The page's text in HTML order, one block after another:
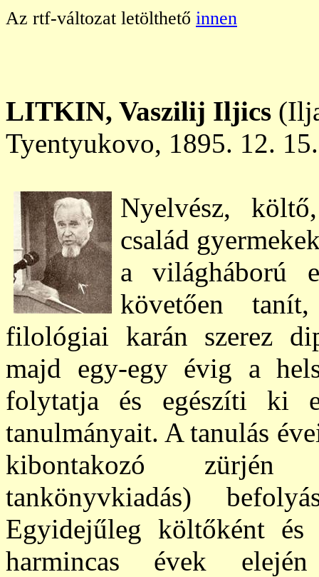
Az rtf-változat letölthető innen
LITKIN, Vaszilij Iljics
Tyentyukovo, 1895. 12.
Nyelvész,
család
a világháború
követően
filológiai karán szerez
majd egy-egy évig a
folytatja és egészíti ki
tanulmányait. A tanulás
kibontakozó zürjén
tankönyvkiadás)
Egyidejűleg költőként
harmincas évek